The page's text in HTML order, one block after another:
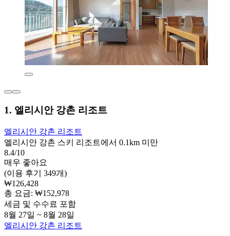
1. 엘리시안 강촌 리조트
엘리시안 강촌 리조트
엘리시안 강촌 스키 리조트에서 0.1km 미만
8.4/10
매우 좋아요
(이용 후기 349개)
₩126,428
총 요금: ₩152,978
세금 및 수수료 포함
8월 27일 ~ 8월 28일
엘리시안 강촌 리조트